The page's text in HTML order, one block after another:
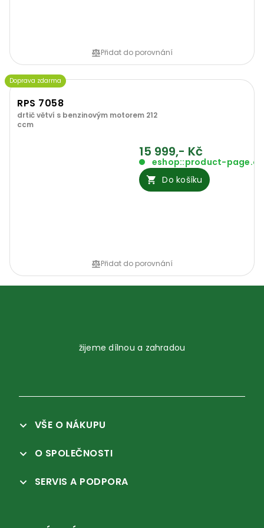
Přidat do porovnání
Doprava zdarma
RPS 7058
drtič větví s benzinovým motorem 212
ccm
15 999,- Kč
eshop::product-
Do košíku
Přidat do porovnání
žijeme dílnou a zahradou
VŠE O NÁKUPU
O SPOLEČNOSTI
SERVIS A PODPORA